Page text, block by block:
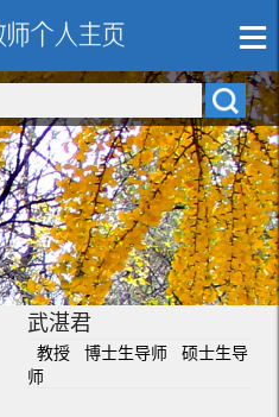
武湛君
教授 博士生导师 硕士生导
师